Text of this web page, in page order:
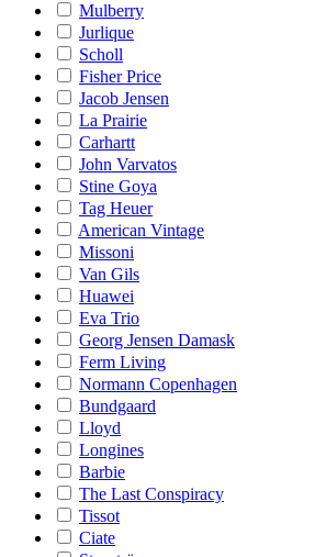
Mulberry
Jurlique
Scholl
Fisher Price
Jacob Jensen
La Prairie
Carhartt
John Varvatos
Stine Goya
Tag Heuer
American Vintage
Missoni
Van Gils
Huawei
Eva Trio
Georg Jensen Damask
Ferm Living
Normann Copenhagen
Bundgaard
Lloyd
Longines
Barbie
The Last Conspiracy
Tissot
Ciate